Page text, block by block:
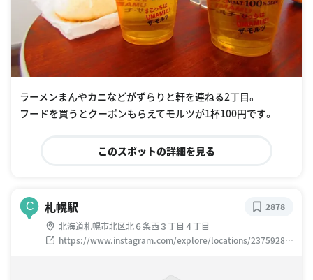
ラーメンまんやカニなどがずらりと軒を連ねる2丁目。
フードを買うとクーポンもらえてモルツが1杯100円です。
このスポットの詳細を見る
C 札幌駅
北海道札幌市北区北６条西３丁目４丁目
https://www.instagram.com/explore/locations/23759289
2878